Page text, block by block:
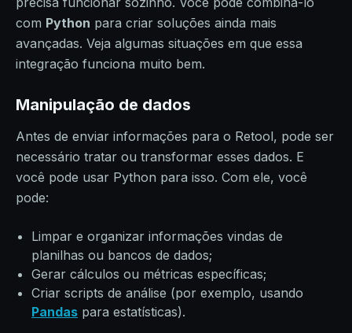
com Python para criar soluções ainda mais
avançadas. Veja algumas situações em que essa
integração funciona muito bem.
Manipulação de dados
Antes de enviar informações para o Retool, pode ser
necessário tratar ou transformar esses dados. E
você pode usar Python para isso. Com ele, você
pode:
Limpar e organizar informações vindas de
planilhas ou bancos de dados;
Gerar cálculos ou métricas específicas;
Criar scripts de análise (por exemplo, usando
Pandas para estatísticas).